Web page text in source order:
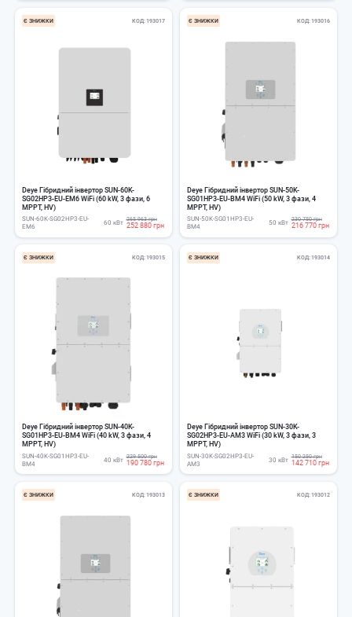
Є ЗНИЖКИ КОД 193017
Deye Гібридний інвертор SUN-60K-
SG02HP3-EU-EM6 WiFi (60 kW, 3 фази, 6
MPPT, HV)
SUN-60K-SG02HP3-EU-
EM6
60 кВт 265 963 грн
252 880 грн
Є ЗНИЖКИ КОД 193016
Deye Гібридний інвертор SUN-50K-
SG01HP3-EU-BM4 WiFi (50 kW, 3 фази, 4
MPPT, HV)
SUN-50K-SG01HP3-EU-
BM4
50 кВт 230 750 грн
216 770 грн
Є ЗНИЖКИ КОД 193015
Deye Гібридний інвертор SUN-40K-
SG01HP3-EU-BM4 WiFi (40 kW, 3 фази, 4
MPPT, HV)
SUN-40K-SG01HP3-EU-
BM4
40 кВт 229 500 грн
190 780 грн
Є ЗНИЖКИ КОД 193014
Deye Гібридний інвертор SUN-30K-
SG02HP3-EU-AM3 WiFi (30 kW, 3 фази, 3
MPPT, HV)
SUN-30K-SG02HP3-EU-
AM3
30 кВт 150 250 грн
142 710 грн
Є ЗНИЖКИ КОД 193013 Є ЗНИЖКИ КОД 193012